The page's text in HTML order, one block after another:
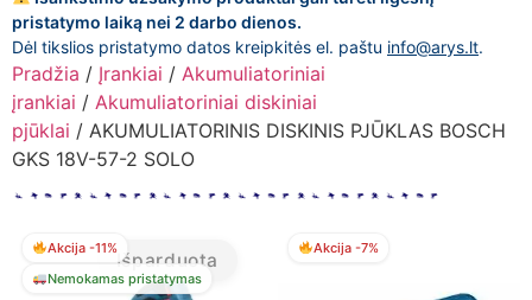
pristatymo laiką nei 2 darbo dienos.
Dėl tikslios pristatymo datos kreipkitės el. paštu info@arys.lt.
Pradžia / Įrankiai / Akumuliatoriniai
įrankiai / Akumuliatoriniai diskiniai
pjūklai / AKUMULIATORINIS DISKINIS PJŪKLAS BOSCH
GKS 18V-57-2 SOLO
Akcija -11%
Nemokamas pristatymas
Išparduota
Akcija -7%